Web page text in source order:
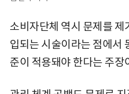
소비자단체 역시 문제를 제
입되는 시술이라는 점에서
준이 적용돼야 한다는 주장